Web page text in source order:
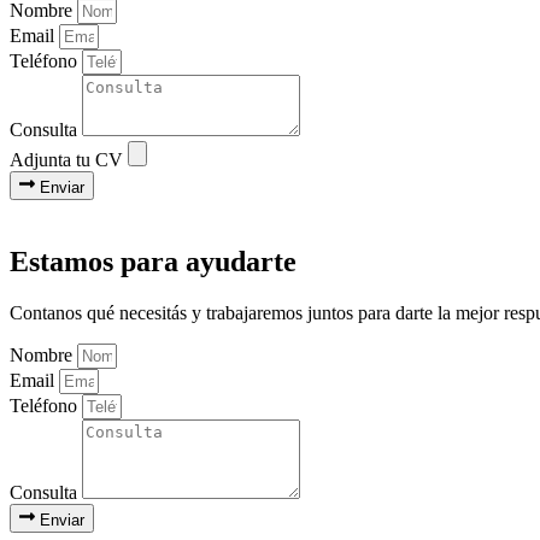
Nombre
Email
Teléfono
Consulta
Adjunta tu CV
Enviar
Estamos para ayudarte
Contanos qué necesitás y trabajaremos juntos para darte la mejor
Nombre
Email
Teléfono
Consulta
Enviar